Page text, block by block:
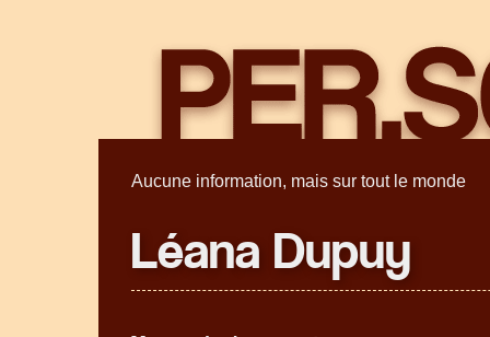
Aucune information, mais sur tout le monde
Léana Dupuy